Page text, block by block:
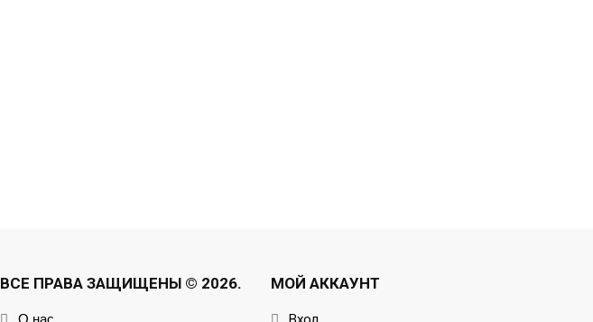
ВСЕ ПРАВА ЗАЩИЩЕНЫ © 2026.
О нас
МОЙ АККАУНТ